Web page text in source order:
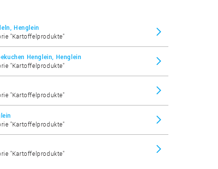
Henglein
"Kartoffelprodukte"
Henglein, Henglein
"Kartoffelprodukte"
"Kartoffelprodukte"
"Kartoffelprodukte"
"Kartoffelprodukte"